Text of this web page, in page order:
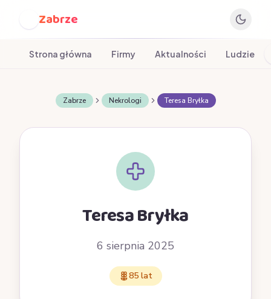
Zabrze
Strona główna Firmy Aktualności Ludzie
Zabrze Nekrologi Teresa Bryłka
Teresa Bryłka
6 sierpnia 2025
85 lat